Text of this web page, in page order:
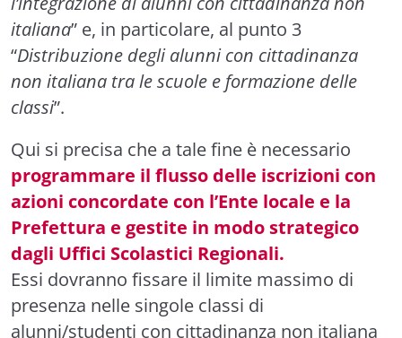
italiana” e, in particolare, al punto 3
“Distribuzione degli alunni con cittadinanza
non italiana tra le scuole e formazione delle
classi”.
Qui si precisa che a tale fine è necessario
programmare il flusso delle iscrizioni con
azioni concordate con l’Ente locale e la
Prefettura e gestite in modo strategico
dagli Uffici Scolastici Regionali.
Essi dovranno fissare il limite massimo di
presenza nelle singole classi di
alunni/studenti con cittadinanza non italiana